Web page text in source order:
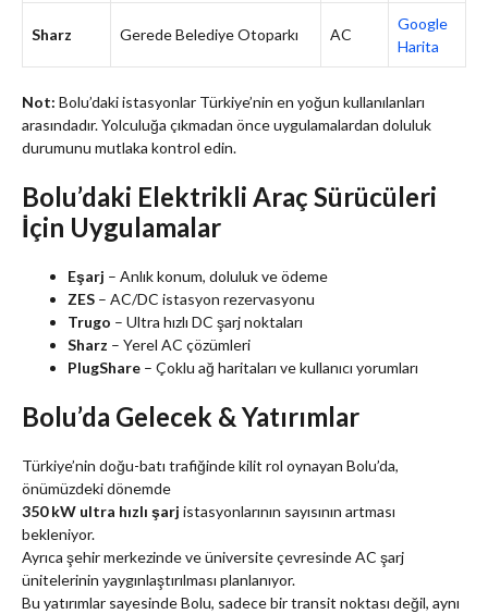
Sharz Gerede Belediye Otoparkı AC
Google
Harita
Not: Bolu’daki istasyonlar Türkiye’nin en yoğun kullanılanları
arasındadır. Yolculuğa çıkmadan önce uygulamalardan doluluk
durumunu mutlaka kontrol edin.
Bolu’daki Elektrikli Araç Sürücüleri
İçin Uygulamalar
Eşarj – Anlık konum, doluluk ve ödeme
ZES – AC/DC istasyon rezervasyonu
Trugo – Ultra hızlı DC şarj noktaları
Sharz – Yerel AC çözümleri
PlugShare – Çoklu ağ haritaları ve kullanıcı yorumları
Bolu’da Gelecek & Yatırımlar
Türkiye’nin doğu-batı trafiğinde kilit rol oynayan Bolu’da,
önümüzdeki dönemde
350 kW ultra hızlı şarj istasyonlarının sayısının artması
bekleniyor.
Ayrıca şehir merkezinde ve üniversite çevresinde AC şarj
ünitelerinin yaygınlaştırılması planlanıyor.
Bu yatırımlar sayesinde Bolu, sadece bir transit noktası değil, aynı